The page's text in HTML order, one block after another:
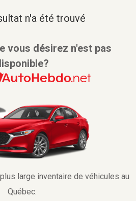
n'a été trouvé
vous désirez n'est pas
large inventaire de véhicules au
Québec.